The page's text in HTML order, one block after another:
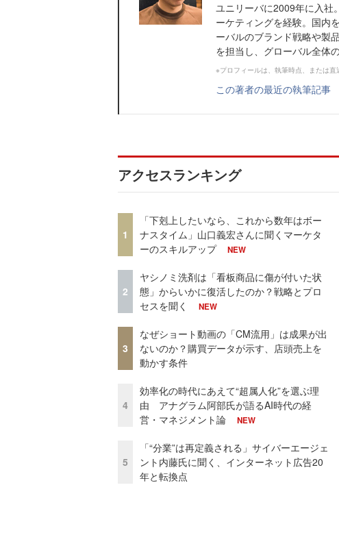
ユニリーバに2009年に入社
ーケティングを経験。国内
ーバルのブランド戦略や製
を担当し、グローバル全体
※プロフィールは、執筆時点、または
この著者の最近の執筆記事
アクセスランキング
1
「下剋上したいなら、これから数年はボー
ナスタイム」山口義宏さんに聞くマーケタ
ーのスキルアップ
NEW
2
ヤシノミ洗剤は「看板商品に傷が付いた状
態」からいかに復活したのか？戦略とプロ
セスを聞く
NEW
3
なぜショート動画の「CM流用」は成果が出
ないのか？購買データが示す、店頭売上を
動かす条件
4
効率化の時代にあえて“超属人化”を選ぶ理
由 アナグラム阿部氏が語るAI時代の経
営・マネジメント論
NEW
5
「“分業”は再定義される」サイバーエージェ
ント内藤氏に聞く、インターネット広告20
年と転換点